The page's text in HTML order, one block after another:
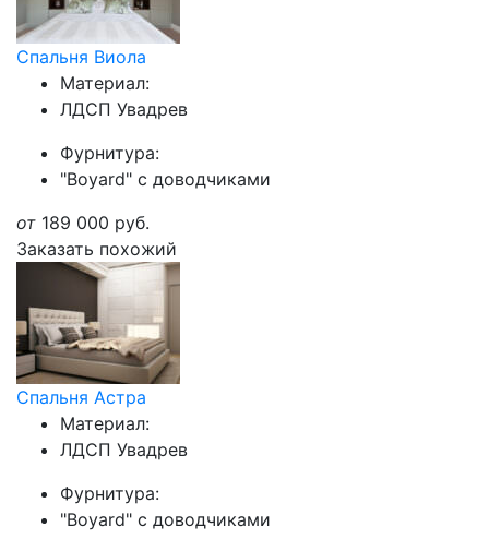
Спальня Виола
Материал:
ЛДСП Увадрев
Фурнитура:
"Boyard" с доводчиками
от 189 000 руб.
Заказать похожий
Спальня Астра
Материал:
ЛДСП Увадрев
Фурнитура:
"Boyard" с доводчиками